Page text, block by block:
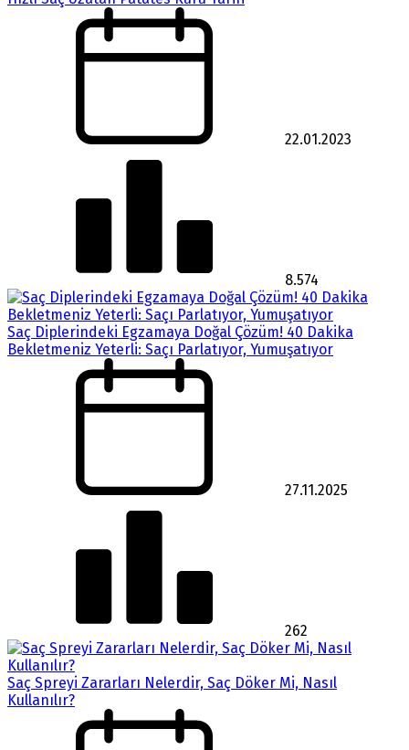
22.01.2023
8.574
Saç Diplerindeki Egzamaya Doğal Çözüm! 40 Dakika
Bekletmeniz Yeterli: Saçı Parlatıyor, Yumuşatıyor
27.11.2025
262
Saç Spreyi Zararları Nelerdir, Saç Döker Mi, Nasıl
Kullanılır?